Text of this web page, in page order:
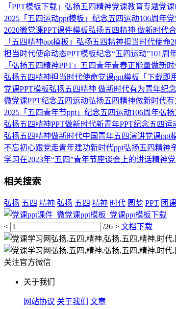
「PPT模板下载」弘扬五四精神党课教育专题党
2025「五四运动ppt模板」纪念五四运动106周年
2020微党课PPT课件模板弘扬五四精神 做新时代
「五四精神ppt模板」弘扬五四精神担当时代使命
担当时代使命动态PPT模板纪念“五四运动”101周
「弘扬五四精神PPT」五四青年青春正能量做新
弘扬五四精神担当时代使命党课ppt模板「下载即
党课PPT模板弘扬五四精神 做新时代有为青年纪
微党课PPT纪念五四运动弘扬五四精神做新时代
2025「五四青年节ppt」纪念五四运动106周年弘
弘扬五四精神PPT做新时代新青年PPT纪念五四
弘扬五四精神做新时代中国青年五四演讲党课
不忘初心跟党走青年建功新时代ppt弘扬五四精神
学习在2023年“五四”青年节座谈会上的讲话精神
相关搜索
弘扬 五四 精神 弘扬 五四 精神 时代 圆梦 PPT 团课
< /26 > 文档下载
关注官方微信
关于我们
网站协议 关于我们 文章